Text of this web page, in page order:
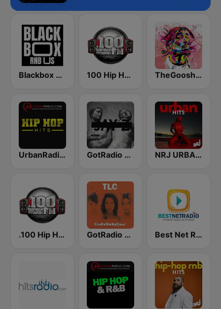
Blackbox RnB US 100 Hip Hop and RNB FM TheGoosh Radio - R&B
UrbanRadio - Hip Hop Hits GotRadio - Hip Hop Stop NRJ URBAN HITS
.100 Hip Hop and RNB.FM GotRadio - Throwback Jamz Best Net Radio - R&B